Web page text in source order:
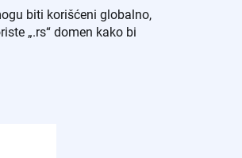
biti korišćeni globalno,
„.rs“ domen kako bi